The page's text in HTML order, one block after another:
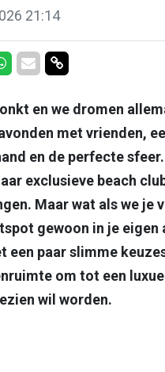
21:14
Facebook
op Twitter
Delen op Whatsapp
Delen via Mail
Delen via link
en we dromen
met vrienden,
en de perfecte
exclusieve beach
Maar wat als we je
gewoon in je eigen
een paar slimme
om tot een
wil worden.